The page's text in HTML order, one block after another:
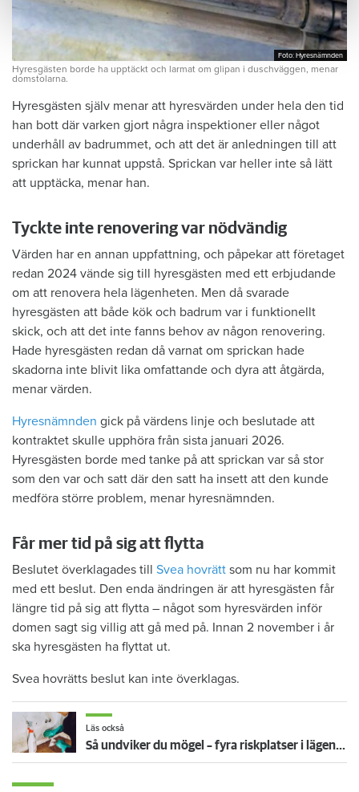
Foto: Hyresnämnden
Foto: Hyresnämnden
Hyresgästen borde ha upptäckt och larmat om glipan i duschväggen, menar
domstolarna.
Hyresgästen själv menar att hyresvärden under hela den tid
han bott där varken gjort några inspektioner eller något
underhåll av badrummet, och att det är anledningen till att
sprickan har kunnat uppstå. Sprickan var heller inte så lätt
att upptäcka, menar han.
Tyckte inte renovering var nödvändig
Värden har en annan uppfattning, och påpekar att företaget
redan 2024 vände sig till hyresgästen med ett erbjudande
om att renovera hela lägenheten. Men då svarade
hyresgästen att både kök och badrum var i funktionellt
skick, och att det inte fanns behov av någon renovering.
Hade hyresgästen redan då varnat om sprickan hade
skadorna inte blivit lika omfattande och dyra att åtgärda,
menar värden.
Hyresnämnden gick på värdens linje och beslutade att
kontraktet skulle upphöra från sista januari 2026.
Hyresgästen borde med tanke på att sprickan var så stor
som den var och satt där den satt ha insett att den kunde
medföra större problem, menar hyresnämnden.
Får mer tid på sig att flytta
Beslutet överklagades till Svea hovrätt som nu har kommit
med ett beslut. Den enda ändringen är att hyresgästen får
längre tid på sig att flytta – något som hyresvärden inför
domen sagt sig villig att gå med på. Innan 2 november i år
ska hyresgästen ha flyttat ut.
Svea hovrätts beslut kan inte överklagas.
Läs också
Så undviker du mögel – fyra riskplatser i lägenheten: ”Måste städa bort”